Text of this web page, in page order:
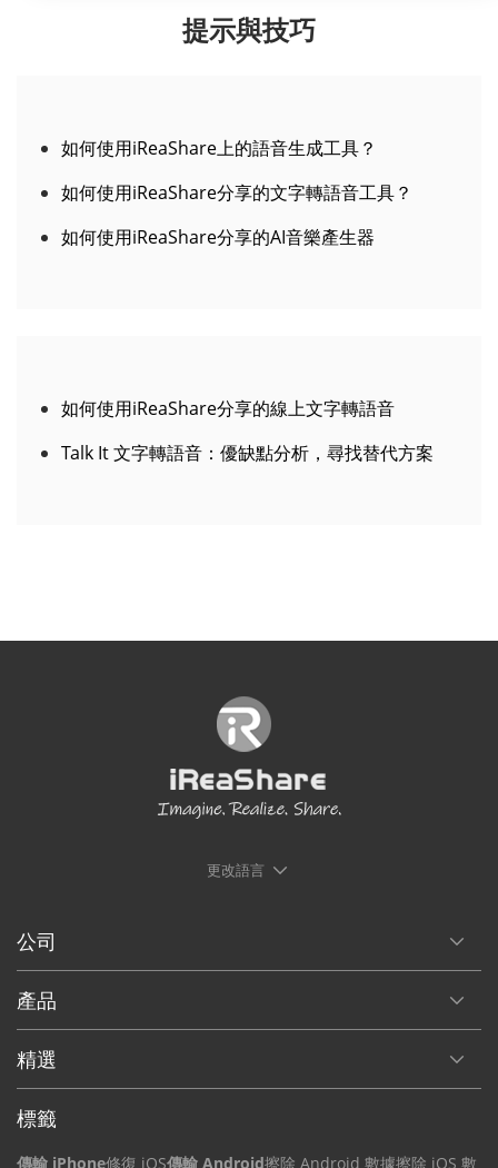
如何使用iReaShare上的語音生成工具？
如何使用iReaShare分享的文字轉語音工具？
如何使用iReaShare分享的線上文字轉語音
公司
產品
精選